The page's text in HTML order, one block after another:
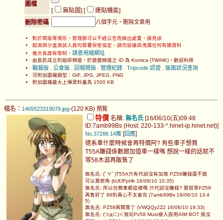
圖檔
[
無貼圖] [ 連貼機能]
刪除密碼
八個字元，刪除文章用
對於鬧版等情形，管理群可以不經公告而做出處置，請見諒
超測與沙盒測試人員均簽署保密協定，請勿談論與洩漏任何有關資料
推文長度有限制， 請善用縮網址
由島民成立的組排頻道，於遊戲頻道之 ID 為 Komica (TW/HK)，歡迎利用
戰報版 公會版 回報鬧版 管理紀錄 Tripcode 認證 版面狀況查詢
可附加圖檔類型：GIF, JPG, JPEG, PNG
附加圖檔最大上傳資料量為 1500 KB
檔名： 1465523319079.jpg-(120 KB) 預覽
特價 名稱: 無名氏 [16/06/10(五)09:48
ID:7amb99Bs (Host: 220-133-*.hinet-ip.hinet.net)]
No.37286 14推 [回應]
德系車什麼時候會再特價阿? 有些車子想買
T55A賺錢係數跟加值車一樣嗎 想說一樣的話就不
等58木滋再販售了
無名氏: (ﾟ∀ﾟ)T55A只有代訓沒有加值 PZ58賺錢還不錯
可以賣俯角 (kUfJFpHk 16/06/10 10:35)
無名氏: 所以任務車都這樣嗎 只代訓沒賺錢? 那就等PZ58
再售好了 88豹真心不太會完 (7amb99Bs 16/06/10 13:4
5)
無名氏: PZ58再開賣了 (VWQQy2Z2 16/06/10 19:33)
無名氏: (つд⊂)＜我玩Pz58 Mutz被人說用AIM BOT 我沒